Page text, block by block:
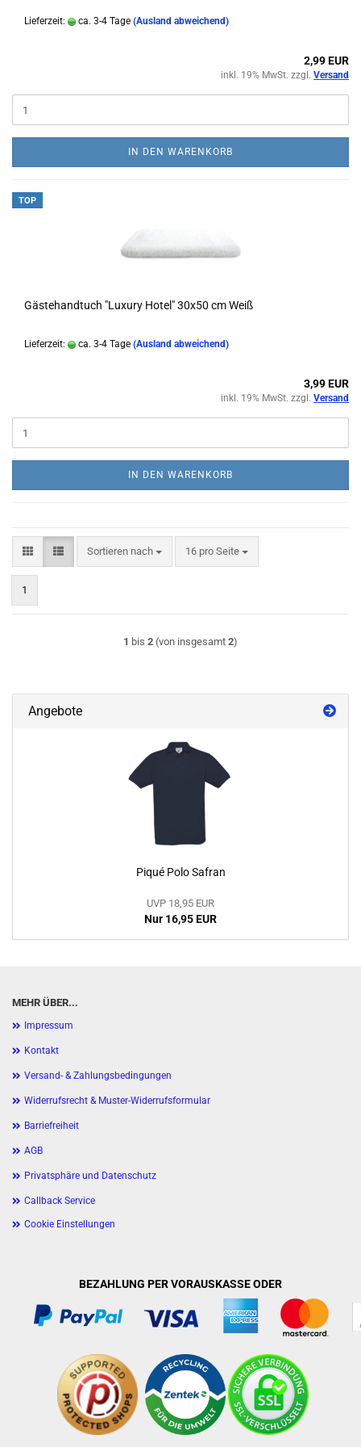
Lieferzeit: ca. 3-4 Tage (Ausland abweichend)
2,99 EUR
inkl. 19% MwSt. zzgl. Versand
IN DEN WARENKORB
TOP
Gästehandtuch "Luxury Hotel" 30x50 cm Weiß
Lieferzeit: ca. 3-4 Tage (Ausland abweichend)
3,99 EUR
inkl. 19% MwSt. zzgl. Versand
IN DEN WARENKORB
Sortieren nach
Sortieren nach 16 pro Seite
pro Seite
1
1 bis 2 (von insgesamt 2)
Angebote
Piqué Polo Safran
UVP 18,95 EUR
Nur 16,95 EUR
MEHR ÜBER...
Impressum
Kontakt
Versand- & Zahlungsbedingungen
Widerrufsrecht & Muster-Widerrufsformular
Barriefreiheit
AGB
Privatsphäre und Datenschutz
Callback Service
Cookie Einstellungen
BEZAHLUNG PER VORAUSKASSE ODER